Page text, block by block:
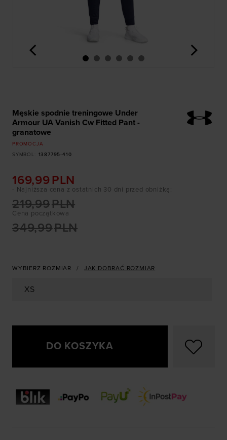
<
Męskie spodnie treningowe Under
Armour UA Vanish Cw Fitted Pant -
granatowe
PROMOCJA
SYMBOL
1387795-410
169,99 PLN
Cena początkowa
349,99PLN
219,99PLN
- Najniższa cena z ostatnich 30 dni przed obniżką:
WYBIERZ ROZMIAR JAK DOBRAĆ ROZMIAR
XS
DO KOSZYKA